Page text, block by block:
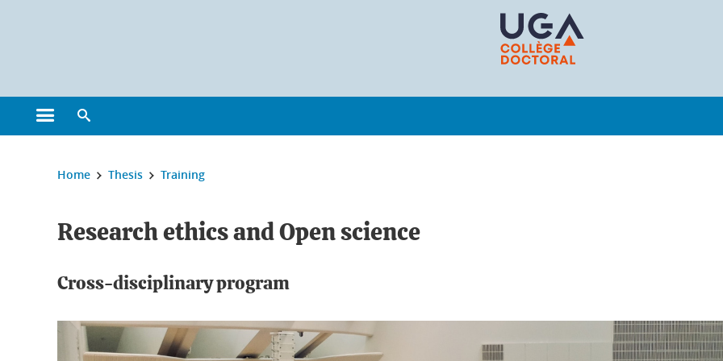
Open the main menu
You are here:
Home Thesis Training
Research ethics and Open science
Cross-disciplinary program